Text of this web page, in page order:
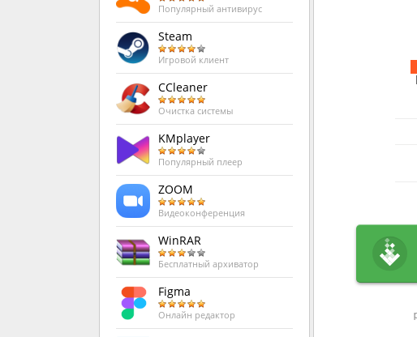
Популярный антивирус
Steam
Игровой клиент
CCleaner
Очистка системы
KMplayer
Популярный плеер
ZOOM
Видеоконференция
WinRAR
Бесплатный архиватор
Figma
Онлайн редактор